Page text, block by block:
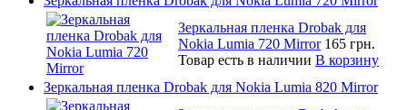
Зеркальная пленка Drobak для
Nokia Lumia 720 Mirror 165 грн.
Товар есть в наличии В корзину
Зеркальная пленка Drobak для Nokia Lumia 820 Mirror